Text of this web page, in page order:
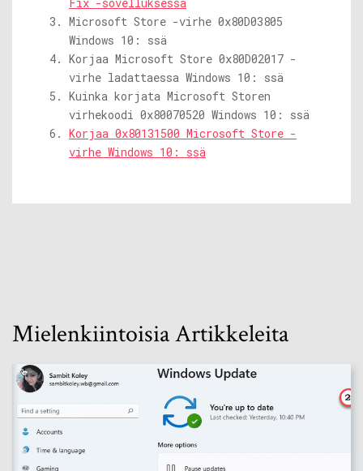
Microsoft Store -virhe 0x80D03805
Windows 10: ssä
Korjaa Microsoft Store 0x80D02017 -
virhe ladattaessa Windows 10: ssä
Kuinka korjata Microsoft Storen
virhekoodi 0x80070520 Windows 10: ssä
Korjaa 0x80131500 Microsoft Store -
virhe Windows 10: ssä
Mielenkiintoisia Artikkeleita